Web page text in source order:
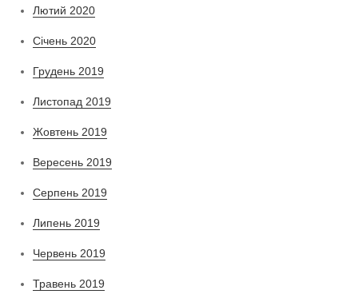
Лютий 2020
Січень 2020
Грудень 2019
Листопад 2019
Жовтень 2019
Вересень 2019
Серпень 2019
Липень 2019
Червень 2019
Травень 2019